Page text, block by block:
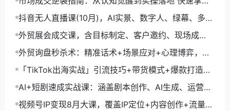
市场开拓与成交核心能力
抖音无人直播课(10月)，AI实景、数字人、绿幕、多种
玩法、24小时自动盈利
外贸展会成交课，含目标制定、客户邀约、现场成
交，系统化SOP提升参展ROI
外贸询盘秒杀术：精准话术+场景应对+心理博弈，单
月询盘转化率提升200%
「TikTok出海实战」引流技巧+带货模式+爆款打造，
单月变现10万+秘籍
AI+短剧速成实战课：涵盖剧本创作、AI生成、运营变
现，单部剧收益破万
视频号IP变现8月大课，覆盖IP定位+内容创作+流量获